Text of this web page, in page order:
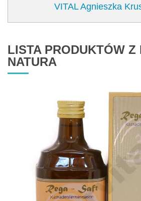
VITAL Agnieszka
LISTA PRODUKTÓW Z
NATURA